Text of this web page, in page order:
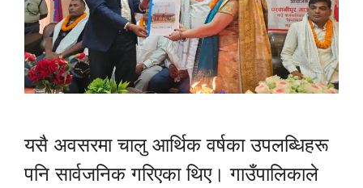
यसै अवसरमा चालु आर्थिक वर्षका उपलब्धिहरू
पनि सार्वजनिक गरिएका थिए। गाउँपालिकाले